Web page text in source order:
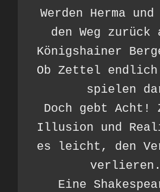
Werden Herma
den Weg zurück
Königshainer
Ob Zettel endlich
spielen
Doch gebt Acht!
Illusion und
es leicht, den
Eine